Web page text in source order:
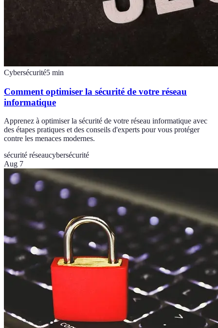
Cybersécurité5 min
Comment optimiser la sécurité de votre réseau
informatique
Apprenez à optimiser la sécurité de votre réseau informatique avec
des étapes pratiques et des conseils d'experts pour vous protéger
contre les menaces modernes.
sécurité réseaucybersécurité
Aug 7